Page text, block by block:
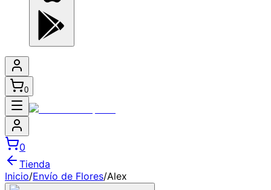
0
0
Tienda
Inicio/Envío de Flores/Alex